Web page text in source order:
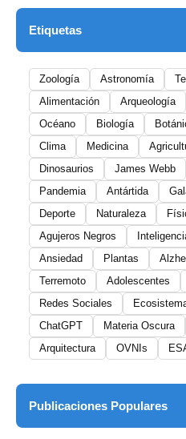
Etiquetas
Zoología Astronomía
Alimentación
Arqueología
Océano
Biología
Clima
Medicina
Dinosaurios
James Webb
Pandemia
Antártida
Deporte
Naturaleza
Agujeros Negros
Ansiedad
Plantas
Terremoto
Adolescentes
Redes Sociales
ChatGPT
Materia Oscura
Arquitectura
OVNIs
Publicaciones Populares